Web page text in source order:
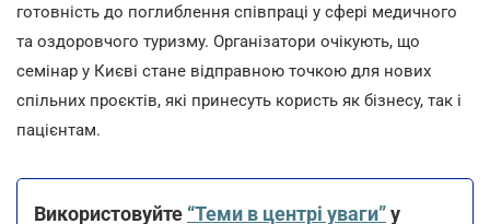
готовність до поглиблення співпраці у сфері медичного
та оздоровчого туризму. Організатори очікують, що
семінар у Києві стане відправною точкою для нових
спільних проєктів, які принесуть користь як бізнесу, так і
пацієнтам.
Використовуйте “Теми в центрі уваги”у